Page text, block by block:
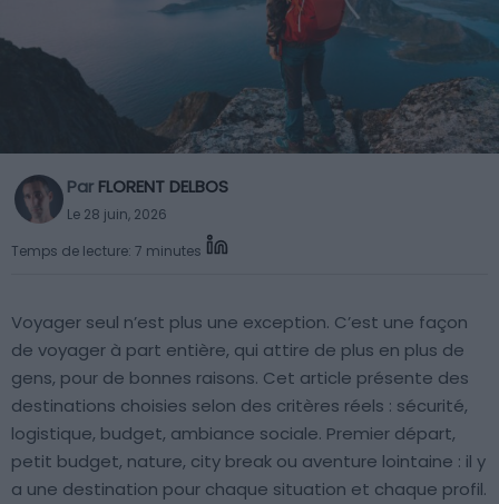
Par FLORENT DELBOS
Le 28 juin, 2026
Temps de lecture: 7 minutes
Voyager seul n’est plus une exception. C’est une façon
de voyager à part entière, qui attire de plus en plus de
gens, pour de bonnes raisons. Cet article présente des
destinations choisies selon des critères réels : sécurité,
logistique, budget, ambiance sociale. Premier départ,
petit budget, nature, city break ou aventure lointaine : il y
a une destination pour chaque situation et chaque profil.